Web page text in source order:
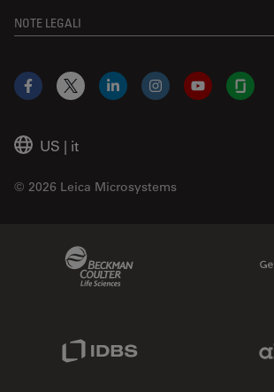
NOTE LEGALI
US | it
© 2026 Leica Microsystems
Facebook
X LinkedInInstagramYouTube
IDBS Link